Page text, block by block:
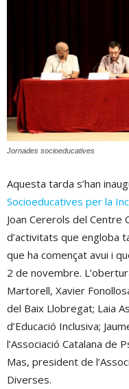
Jornades socioeducatives
Aquesta tarda s’han
Socioeducatives per la
Joan Cererols del Centre
d’activitats que engloba
que ha començat avui i
2 de novembre.
Martorell, Xavier
del Baix Llobregat; Laia
d’Educació Inclusiva;
l’Associació Catalana de
Mas, president de
Diverses.